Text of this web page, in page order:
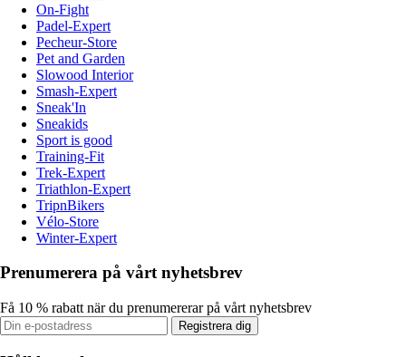
On-Fight
Padel-Expert
Pecheur-Store
Pet and Garden
Slowood Interior
Smash-Expert
Sneak'In
Sneakids
Sport is good
Training-Fit
Trek-Expert
Triathlon-Expert
TripnBikers
Vélo-Store
Winter-Expert
Prenumerera på vårt nyhetsbrev
Få 10 % rabatt när du prenumererar på vårt nyhetsbrev
Registrera dig